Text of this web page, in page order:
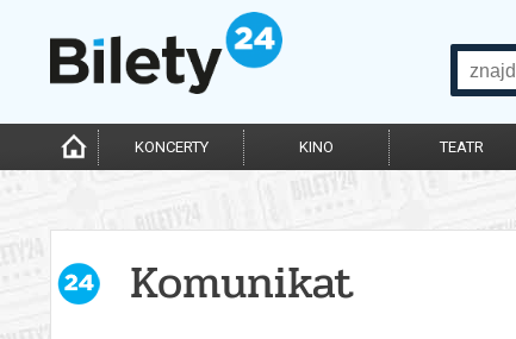
KONCERTY KINO TEATR
Komunikat